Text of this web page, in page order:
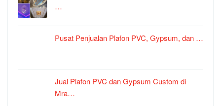
…
Pusat Penjualan Plafon PVC, Gypsum, dan …
Jual Plafon PVC dan Gypsum Custom di
Mra…